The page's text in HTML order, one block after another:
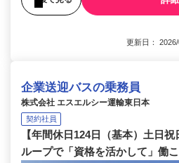
更新日：
企業送迎バスの乗務員
株式会社 エスエルシー運輸東日本
契約社員
【年間休日124日（基本）土日
ループで「資格を活かして」働こ